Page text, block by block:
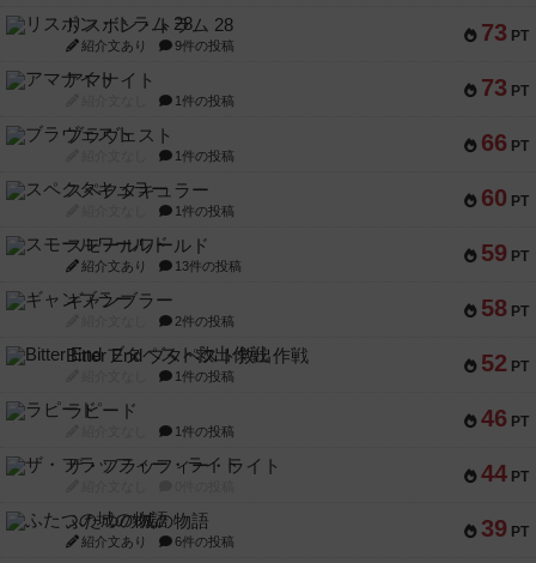
73 PT
リスボン・トラム 28
紹介文あり 9件の投稿
73 PT
アマナイト
1件の投稿
66 PT
ブラヴェスト
1件の投稿
60 PT
スペクタキュラー
1件の投稿
59 PT
スモールワールド
紹介文あり 13件の投稿
58 PT
ギャンブラー
2件の投稿
52 PT
Bitter End ブタペスト救出作戦
1件の投稿
46 PT
ラピード
1件の投稿
44 PT
ザ・フラッフィー・ライト
39 PT
ふたつの城の物語
紹介文あり 6件の投稿